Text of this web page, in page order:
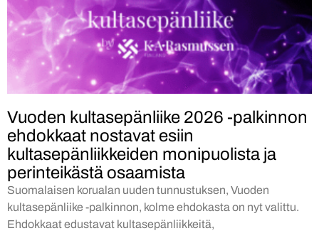
Vuoden kultasepänliike 2026 -palkinnon
ehdokkaat nostavat esiin
kultasepänliikkeiden monipuolista ja
perinteikästä osaamista
Suomalaisen korualan uuden tunnustuksen, Vuoden
kultasepänliike -palkinnon, kolme ehdokasta on nyt valittu.
Ehdokkaat edustavat kultasepänliikkeitä,